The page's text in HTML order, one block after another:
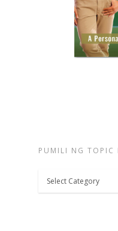
PUMILI NG TOPIC
Pumili
ng